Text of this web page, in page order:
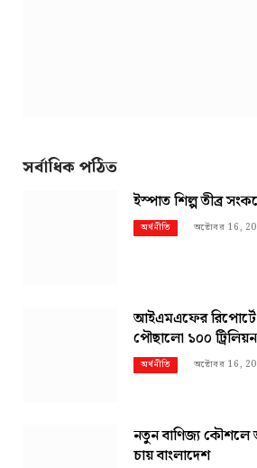
সর্বাধিক পঠিত
ইস্পাত শিল্প তীব্র
অর্থনীতি অক্টোবর 16,
আইএমএফের
পৌছালো ১০০
অর্থনীতি অক্টোবর 16,
নতুন বাণিজ্য
চায় বাংলাদেশ